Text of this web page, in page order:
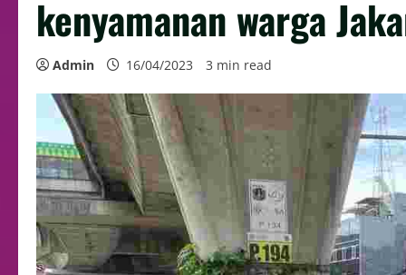
kenyamanan warga
Admin 16/04/2023 3 min read